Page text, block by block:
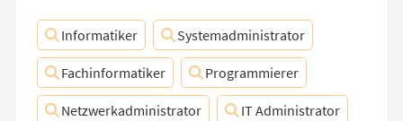
Informatiker Systemadministrator
Fachinformatiker Programmierer
Netzwerkadministrator IT Administrator